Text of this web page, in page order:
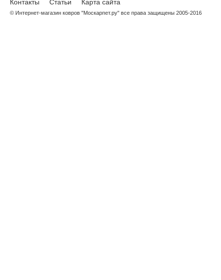
Контакты Статьи Карта сайта
© Интернет-магазин ковров "Москарпет.ру" все права защищены 2005-2016